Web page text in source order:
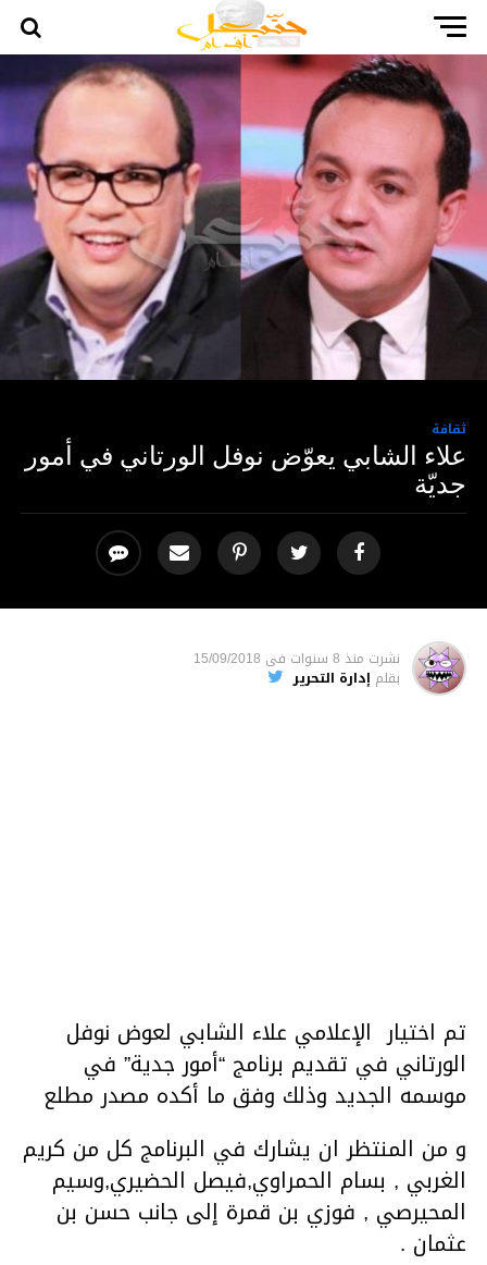
ثقافة
علاء الشابي يعوّض نوفل الورتاني في أمور
جديّة
نشرت منذ 8 سنوات فى 15/09/2018
بقلم إدارة التحرير
تم اختيار الإعلامي علاء الشابي لعوض نوفل
الورتاني في تقديم برنامج “أمور جدية” في
موسمه الجديد وذلك وفق ما أكده مصدر مطلع
و من المنتظر ان يشارك في البرنامج كل من كريم
الغربي , بسام الحمراوي,فيصل الحضيري,وسيم
المحيرصي , فوزي بن قمرة إلى جانب حسن بن
عثمان .